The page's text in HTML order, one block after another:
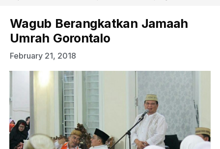
Wagub Berangkatkan Jamaah
Umrah Gorontalo
February 21, 2018